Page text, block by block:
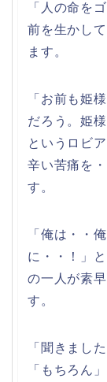
「人の命を
前を生かし
ます。
「お前も姫
だろう。姫
というロビ
辛い苦痛を
す。
「俺は・・
に・・！」
の一人が素
す。
「聞きまし
「もちろん